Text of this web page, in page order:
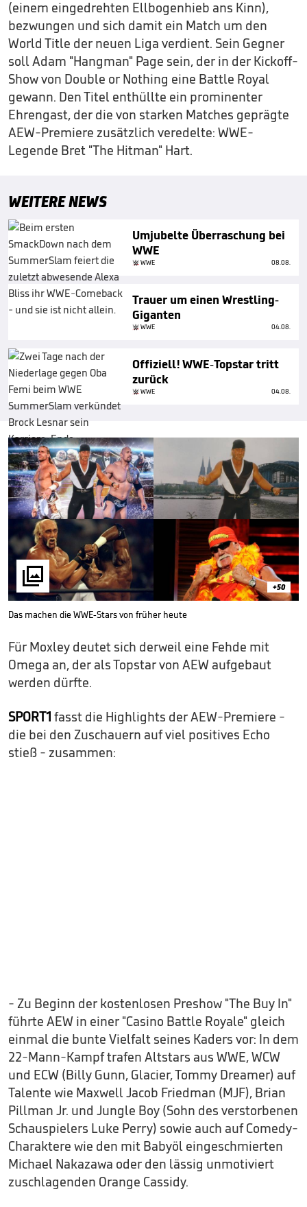
(einem eingedrehten Ellbogenhieb ans Kinn),
bezwungen und sich damit ein Match um den
World Title der neuen Liga verdient. Sein Gegner
soll Adam "Hangman" Page sein, der in der Kickoff-
Show von Double or Nothing eine Battle Royal
gewann. Den Titel enthüllte ein prominenter
Ehrengast, der die von starken Matches geprägte
AEW-Premiere zusätzlich veredelte: WWE-
Legende Bret "The Hitman" Hart.
WEITERE NEWS
Umjubelte Überraschung bei
WWE
WWE 08.08.
Trauer um einen Wrestling-
Giganten
WWE 04.08.
Offiziell! WWE-Topstar tritt
zurück
WWE 04.08.
 +50
Das machen die WWE-Stars von früher heute
Für Moxley deutet sich derweil eine Fehde mit
Omega an, der als Topstar von AEW aufgebaut
werden dürfte.
SPORT1 fasst die Highlights der AEW-Premiere -
die bei den Zuschauern auf viel positives Echo
stieß - zusammen:
- Zu Beginn der kostenlosen Preshow "The Buy In"
führte AEW in einer "Casino Battle Royale" gleich
einmal die bunte Vielfalt seines Kaders vor: In dem
22-Mann-Kampf trafen Altstars aus WWE, WCW
und ECW (Billy Gunn, Glacier, Tommy Dreamer) auf
Talente wie Maxwell Jacob Friedman (MJF), Brian
Pillman Jr. und Jungle Boy (Sohn des verstorbenen
Schauspielers Luke Perry) sowie auch auf Comedy-
Charaktere wie den mit Babyöl eingeschmierten
Michael Nakazawa oder den lässig unmotiviert
zuschlagenden Orange Cassidy.